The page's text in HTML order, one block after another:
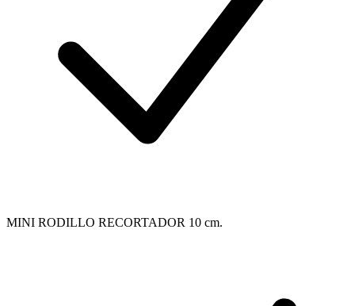
MINI RODILLO RECORTADOR 10 cm.